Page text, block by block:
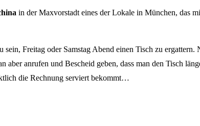
in der Maxvorstadt eines der Lokale in München, das
sein, Freitag oder Samstag Abend einen Tisch zu
aber anrufen und Bescheid geben, dass man den Tisch
die Rechnung serviert bekommt…